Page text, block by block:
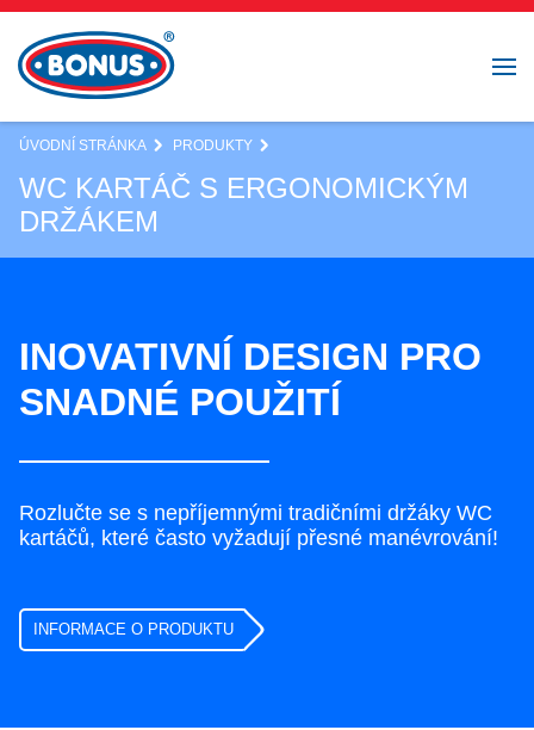
ÚVODNÍ STRÁNKA PRODUKTY
WC KARTÁČ S ERGONOMICKÝM
DRŽÁKEM
INOVATIVNÍ DESIGN PRO
SNADNÉ POUŽITÍ
Rozlučte se s nepříjemnými tradičními držáky WC
kartáčů, které často vyžadují přesné manévrování!
INFORMACE O PRODUKTU